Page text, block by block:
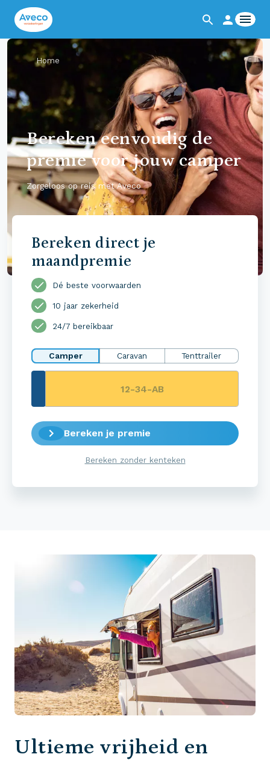
Home
Bereken eenvoudig de
premie voor jouw camper
Zorgeloos op reis met Aveco
Bereken direct je
maandpremie
Dé beste voorwaarden
10 jaar zekerheid
24/7 bereikbaar
Camper Caravan Tenttrailer
Bereken je premie
Bereken zonder kenteken
Ultieme vrijheid en